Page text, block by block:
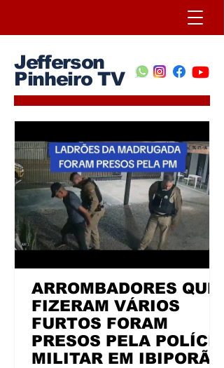
ARROMBADORES QUE
FIZERAM VÁRIOS
FURTOS FORAM
PRESOS PELA POLÍCIA
MILITAR EM IBIPORÃ
Jefferson
Pinheiro TV